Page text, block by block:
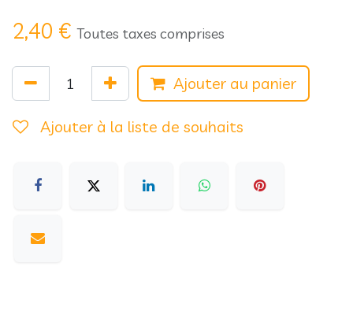
2,40 € Toutes taxes comprises
Ajouter au panier
Ajouter à la liste de souhaits